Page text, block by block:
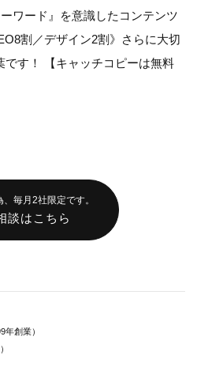
ワード』を意識したコンテンツ
割／デザイン2割》さらに大切
です！ 【キャッチコピーは無料
毎月2社限定です。
談はこちら
創業）